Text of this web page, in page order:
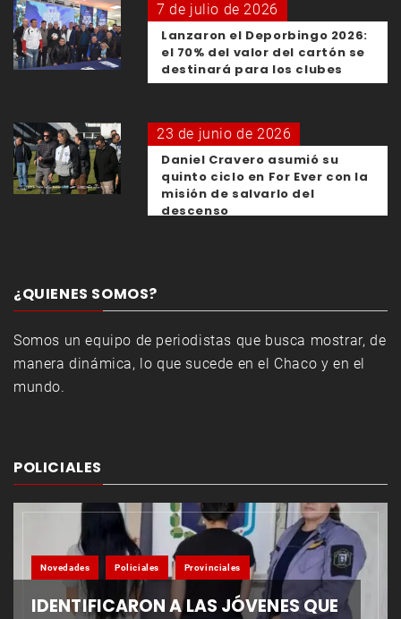
7 de julio de 2026
Lanzaron el Deporbingo 2026:
el 70% del valor del cartón se
destinará para los clubes
23 de junio de 2026
Daniel Cravero asumió su
quinto ciclo en For Ever con la
misión de salvarlo del
descenso
¿QUIENES SOMOS?
Somos un equipo de periodistas que busca mostrar, de
manera dinámica, lo que sucede en el Chaco y en el
mundo.
POLICIALES
Novedades Policiales Provinciales
IDENTIFICARON A LAS JÓVENES QUE